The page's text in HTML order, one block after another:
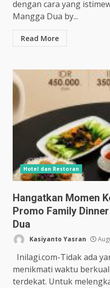
dengan cara yang
Mangga Dua by...
Read More
Hotel dan Restoran
Hangatkan Momen
Promo Family
Dua
Kasiyanto Yasran
Inilagi.com-Tidak ada
menikmati waktu
terdekat. Untuk